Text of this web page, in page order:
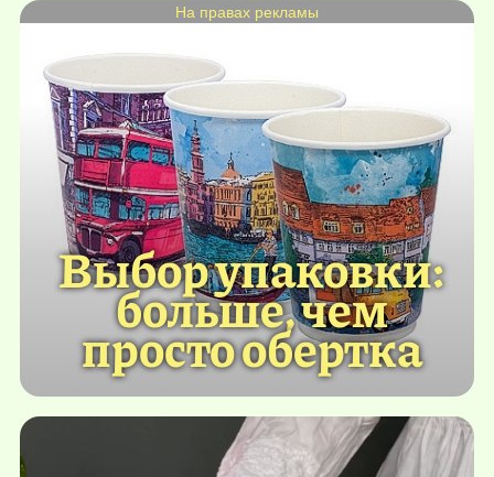
Выбор упаковки:
больше, чем
просто обертка
На правах рекламы